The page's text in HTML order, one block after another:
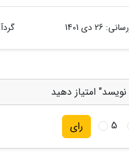
26 دی 1401
امتیاز دهید
5 رای